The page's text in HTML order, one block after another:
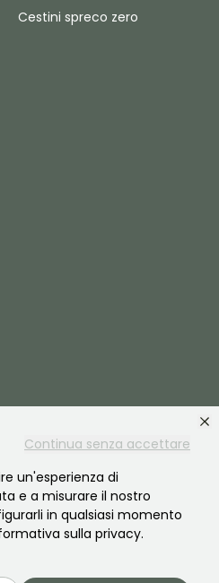
Continua senza accettare
un'esperienza di
e a misurare il nostro
in qualsiasi momento
sulla privacy.
Cestini spreco zero